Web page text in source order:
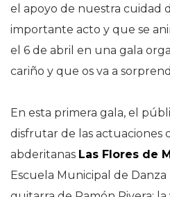
el apoyo de nuestra cuidad
importante acto y que se
el 6 de abril en una gala
cariño y que os va a
En esta primera gala, el
disfrutar de las actuaciones
abderitanas Las Flores de
Escuela Municipal de Danza